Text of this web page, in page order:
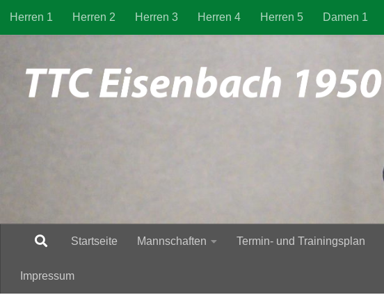
Zum Inhalt springen
Herren 1 Herren 2 Herren 3 Herren 4 Herren 5 Damen 1
Startseite Mannschaften Termin- und Trainingsplan
Impressum